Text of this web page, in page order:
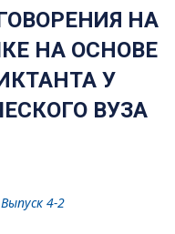
НА
НА ОСНОВЕ
У
ВУЗА
4-2